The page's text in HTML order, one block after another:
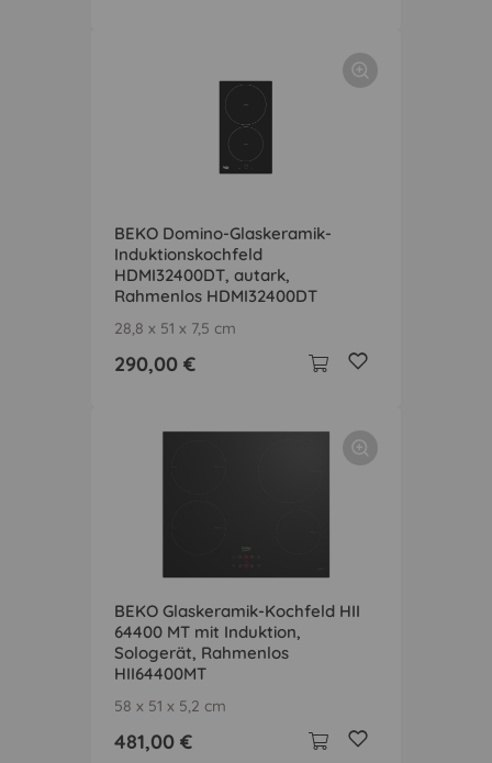
BEKO Domino-Glaskeramik-
Induktionskochfeld
HDMI32400DT, autark,
Rahmenlos HDMI32400DT
28,8 x 51 x 7,5 cm
290,00 €
BEKO Glaskeramik-Kochfeld HII
64400 MT mit Induktion,
Sologerät, Rahmenlos
HII64400MT
58 x 51 x 5,2 cm
481,00 €